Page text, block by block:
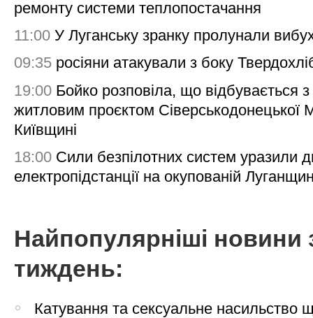
ремонту системи теплопостачання
11:00 У Луганську зранку пролунали
09:35 росіяни атакували з боку
19:00 Бойко розповіла, що відбувається з
житловим проєктом Сіверськодонецької
Київщині
18:00 Сили безпілотних систем уразили
електропідстанції на окупованій
Найпопулярніші новини
тиждень:
Катування та сексуальне насильство